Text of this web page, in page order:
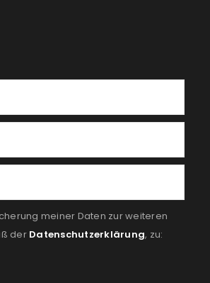
geschützt durchWP Captcha
meiner Daten zur weiteren
der Datenschutzerklärung, zu: